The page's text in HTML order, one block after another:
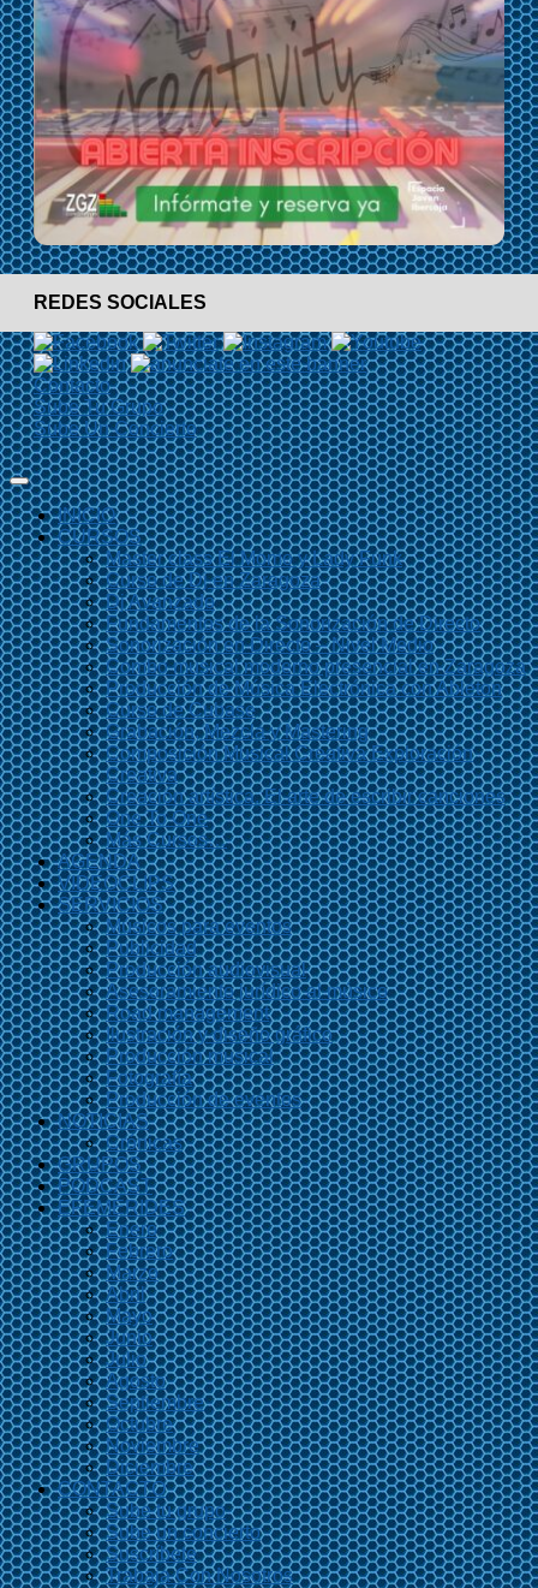
REDES SOCIALES
Contacto
Sube Tu Grupo
Sube Un Concierto
INICIO
CURSOS
Master class El Momo y Lady Funk
Curso de Dj en Zaragoza
Dj Avanzado
Fundamentos de la Sonorización de Directo
Sonorización en Directo – Nivel Medio
Combo musical moderno presencial en Zaragoza
Producción de Música Electrónica con Ableton
Curso de Cubase
Grabación, Mezcla y Mastering
Composición Musical Creativa Exploración
Creativa
Creación artística. El arte de escribir canciones
One To One
Más Cursos…
AGENDA
VIDEOCLIPS
SERVICIOS
Músicos para eventos
Publicidad
Producción audiovisual
Asesoramiento jurídico al músico
Road management
Ilustración y diseño gráfico
Producción musical
Fotografía
Producción de eventos
NOTICIAS
Crónicas
GRUPOS
PODCAST
EFEMÉRIDES
Enero
Febrero
Marzo
Abril
Mayo
Junio
Julio
Agosto
Septiembre
Octubre
Noviembre
Diciembre
CONTACTO
Sube tu grupo
Sube un concierto
Suscríbete
Trabaja Con Nosotros